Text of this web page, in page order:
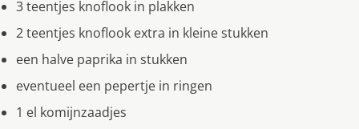
3 teentjes knoflook in plakken
2 teentjes knoflook extra in kleine stukken
een halve paprika in stukken
eventueel een pepertje in ringen
1 el komijnzaadjes